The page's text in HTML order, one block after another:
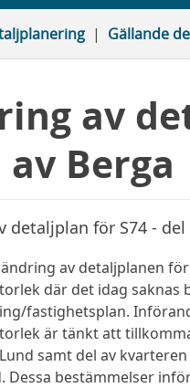
Gällande
av
av Berga
detaljplan för S74 -
av detaljplanen
där det idag saknas
fastighetsplan.
är tänkt att
samt del av
Dessa bestämmelser